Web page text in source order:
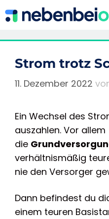
Zum
Inhalt
Strom trotz
11. Dezember 2022
Ein Wechsel des
auszahlen. Vor allem
die
verhältnismäßig
nie den Versorger
Dann befindest du
einem teuren